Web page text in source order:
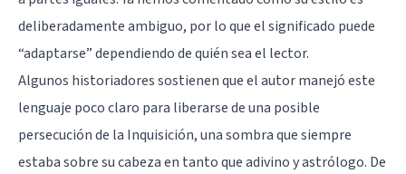
deliberadamente ambiguo, por lo que el significado puede
“adaptarse” dependiendo de quién sea el lector.
Algunos historiadores sostienen que el autor manejó este
lenguaje poco claro para liberarse de una posible
persecución de la Inquisición, una sombra que siempre
estaba sobre su cabeza en tanto que adivino y astrólogo. De